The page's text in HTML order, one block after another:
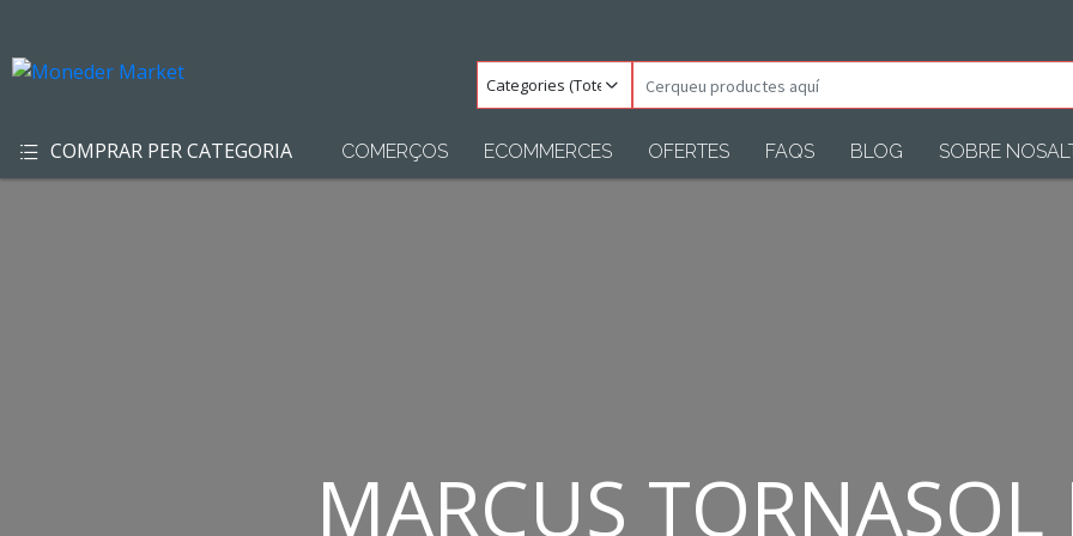
Categories
(Totes)
productes
COMPRAR PER CATEGORIA COMERÇOS ECOMMERCES OFERTES FAQS BLOG SOBRE
MARCUS TORNASOL